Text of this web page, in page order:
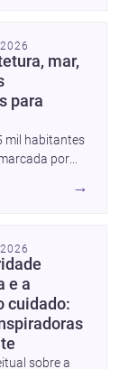
mar,
para
mil habitantes
por
de Arte
e um
para quem
ou
→
e a
cuidado:
sobre a